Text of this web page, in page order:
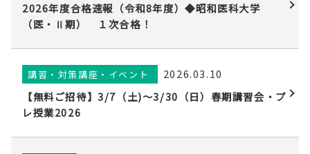
2026年度合格速報（令和8年度）◆昭和医科大学
（医・Ⅱ期） １次合格！
講習・対策講座・イベント
2026.03.10
【無料ご招待】3/7（土)〜3/30（日）春期講習会・プ
レ授業2026